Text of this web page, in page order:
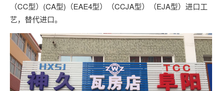
（CC型）(CA型)（EAE4型）（CCJA型）（EJA型）进口工
艺，替代进口。